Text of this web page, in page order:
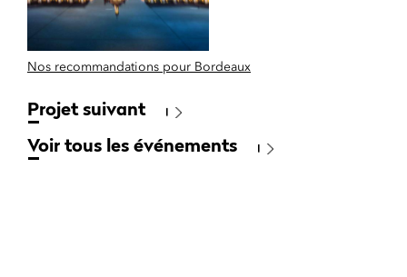
Nos recommandations pour Bordeaux
Projet suivant
Voir tous les événements